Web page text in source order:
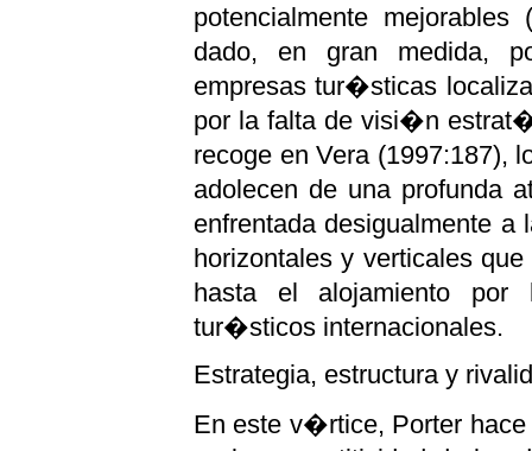
potencialmente
dado, en gran medida,
empresas tur�sticas
por la falta de visi�n
recoge en Vera (1997:187),
adolecen de una profunda
enfrentada desigualmente
horizontales y verticales
hasta el alojamiento por
tur�sticos internacionales.
Estrategia, estructura y
En este v�rtice, Porter hace